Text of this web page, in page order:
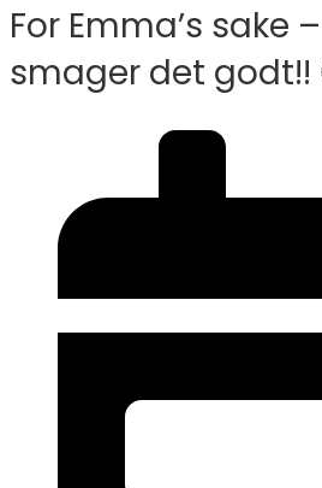
For Emma’s sake – hvor
smager det godt!!